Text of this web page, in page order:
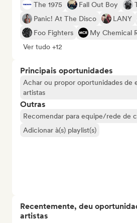
The 1975 Fall Out Boy
Panic! At The Disco
LANY
Foo Fighters
My Chemical
Ver tudo +12
Principais oportunidades
Achar ou propor oportunidades de
artistas
Outras
Recomendar para equipe/rede de
Adicionar à(s) playlist(s)
Recentemente, deu
artistas